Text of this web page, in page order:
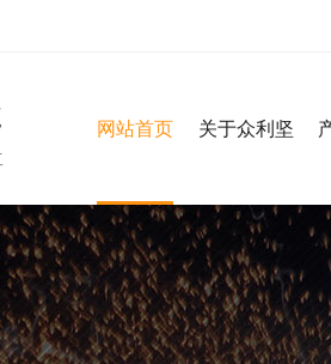
网站首页 关于众利坚